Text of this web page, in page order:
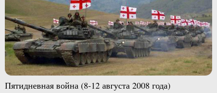
Пятидневная война (8-12 августа 2008 года)